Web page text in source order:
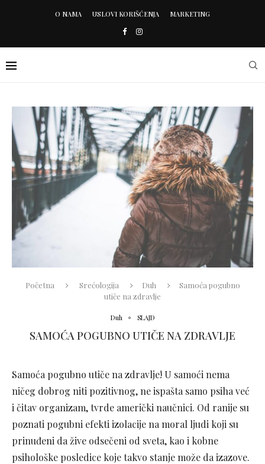
O NAMA USLOVI KORIŠĆENJA MARKETING
Početna Srećologija Duh
Samoća pogubno
utiče na zdravlje
Duh SLAJD
SAMOĆA POGUBNO UTIČE NA ZDRAVLJE
Samoća pogubno utiče na zdravlje! U samoći nema
ničeg dobrog niti pozitivnog, ne ispašta samo psiha već
i čitav organizam, tvrde američki naučnici. Od ranije su
poznati pogubni efekti izolacije na moral ljudi koji su
prinuđeni da žive odsečeni od sveta, kao i kobne
psihološke posledice koje takvo stanje može da izazove.